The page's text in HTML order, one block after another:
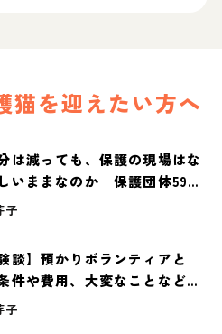
猫を迎えたい方へ
は減っても、保護の現場はな
いままなのか｜保護団体59団
態調査【保護犬・保護猫白書
子
験談】預かりボランティアと
件や費用、大変なことなど紹
子